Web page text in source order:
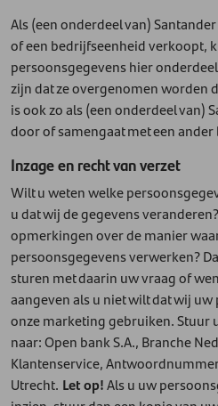
Als (een onderdeel van)
of een bedrijfseenheid verkoopt,
persoonsgegevens hier
zijn dat ze overgenomen worden
is ook zo als (een onderdeel van)
door of samengaat met een
Inzage en recht van verzet
Wilt u weten welke
u dat wij de gegevens
opmerkingen over de manier
persoonsgegevens verwerken?
sturen met daarin uw vraag of
aangeven als u niet wilt dat wij
onze marketing gebruiken. Stuur
naar: Open bank S.A., Branche
Klantenservice,
Utrecht. Let op!Als u uw